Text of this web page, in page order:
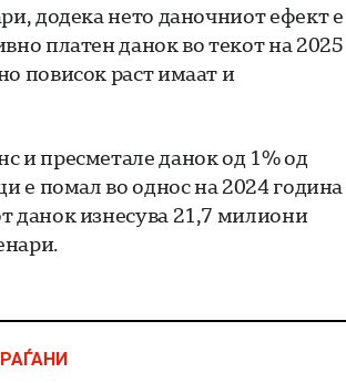
додека нето даночниот ефект е
платен данок во текот на 2025
повисок раст имаат и
и пресметале данок од 1% од
е помал во однос на 2024 година
данок изнесува 21,7 милиони